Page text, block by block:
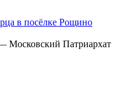
в посёлке Рощино
Московский Патриархат